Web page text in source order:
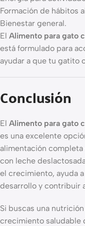
Formación de hábitos
Bienestar general.
El Alimento para gato
está formulado para
ayudar a que tu gatito
Conclusión
El Alimento para gato
es una excelente
alimentación
con leche
el crecimiento, ayuda
desarrollo y contribuir
Si buscas una
crecimiento saludable